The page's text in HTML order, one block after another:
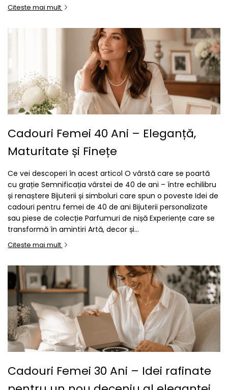
Citeste mai mult
Cadouri Femei 40 Ani – Eleganță,
Maturitate și Finețe
Ce vei descoperi în acest articol O vârstă care se poartă
cu grație Semnificația vârstei de 40 de ani – între echilibru
și renaștere Bijuterii și simboluri care spun o poveste Idei de
cadouri pentru femei de 40 de ani Bijuterii personalizate
sau piese de colecție Parfumuri de nișă Experiențe care se
transformă în amintiri Artă, decor și...
Citeste mai mult
Cadouri Femei 30 Ani – Idei rafinate